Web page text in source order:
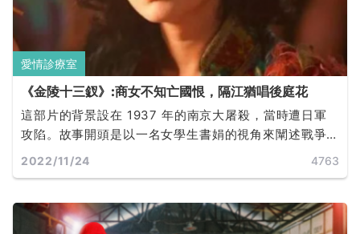
愛情診療室
《金陵十三釵》:商女不知亡國恨，隔江猶唱後庭花
這部片的背景設在 1937 年的南京大屠殺，當時遭日軍
攻陷。故事開頭是以一名女學生書娟的視角來闡述戰爭
帶來的無情，逃亡的驚恐與日軍的兇殘，最終由秦淮女
2022/11/24 4763